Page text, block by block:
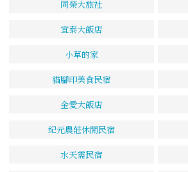
同榮大旅社
宜泰大飯店
小草的家
貓腳印美食民宿
金愛大飯店
紀元農莊休閒民宿
水天需民宿